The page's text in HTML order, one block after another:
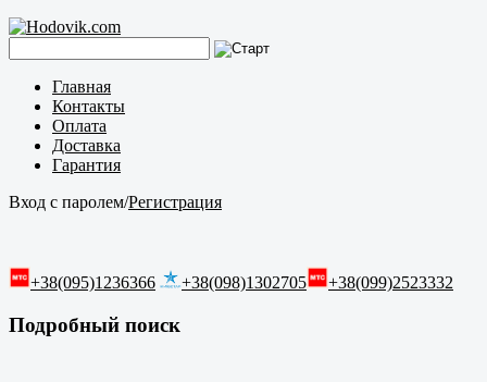
Главная
Контакты
Оплата
Доставка
Гарантия
Вход с паролем/Регистрация
+38(095)1236366 +38(098)1302705 +38(099)2523332
Подробный поиск